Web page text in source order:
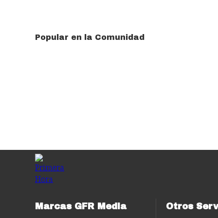
Popular en la Comunidad
Marcas GFR Media Otros